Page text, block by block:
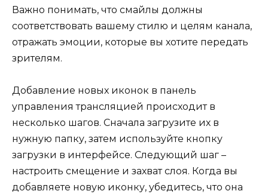
Важно понимать, что смайлы должны
соответствовать вашему стилю и целям канала,
отражать эмоции, которые вы хотите передать
зрителям.
Добавление новых иконок в панель
управления трансляцией происходит в
несколько шагов. Сначала загрузите их в
нужную папку, затем используйте кнопку
загрузки в интерфейсе. Следующий шаг –
настроить смещение и захват слоя. Когда вы
добавляете новую иконку, убедитесь, что она